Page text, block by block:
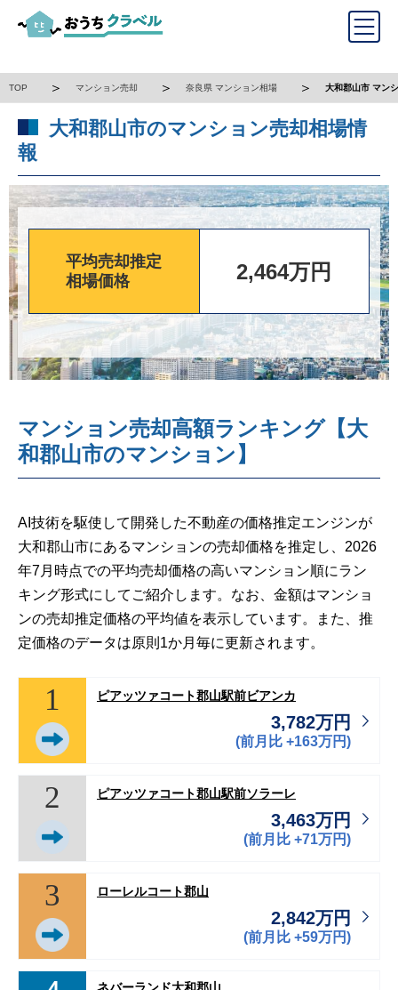
TOP マンション売却 奈良県 マンション相場 大和郡山市 マン
大和郡山市のマンション売却相場情
報
平均売却推定
相場価格
2,464万円
マンション売却高額ランキング【大
和郡山市のマンション】
AI技術を駆使して開発した不動産の価格推定エンジンが
大和郡山市にあるマンションの売却価格を推定し、2026
年7月時点での平均売却価格の高いマンション順にラン
キング形式にしてご紹介します。なお、金額はマンショ
ンの売却推定価格の平均値を表示しています。また、推
定価格のデータは原則1か月毎に更新されます。
1 ピアッツァコート郡山駅前ビアンカ
3,782万円
(前月比 +163万円)
2 ピアッツァコート郡山駅前ソラーレ
3,463万円
(前月比 +71万円)
3 ローレルコート郡山
2,842万円
(前月比 +59万円)